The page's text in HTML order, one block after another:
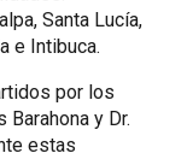
Santa Lucía,
e Intibuca.
por los
y Dr.
estas